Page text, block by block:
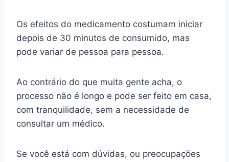
Os efeitos do medicamento costumam iniciar
depois de 30 minutos de consumido, mas
pode variar de pessoa para pessoa.
Ao contrário do que muita gente acha, o
processo não é longo e pode ser feito em casa,
com tranquilidade, sem a necessidade de
consultar um médico.
Se você está com dúvidas, ou preocupações